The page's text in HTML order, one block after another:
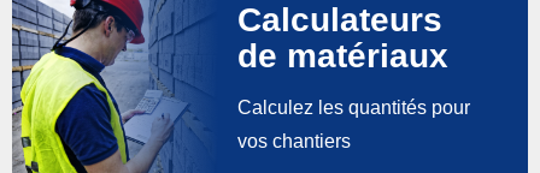
Calculateurs
de matériaux
Calculez les quantités pour
vos chantiers